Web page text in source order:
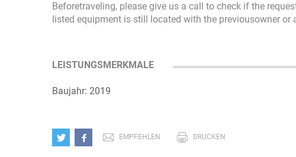
Beforetraveling, please give us a call to check if the
listed equipment is still located with the previousowner or
LEISTUNGSMERKMALE
Baujahr: 2019
EMPFEHLEN DRUCKEN